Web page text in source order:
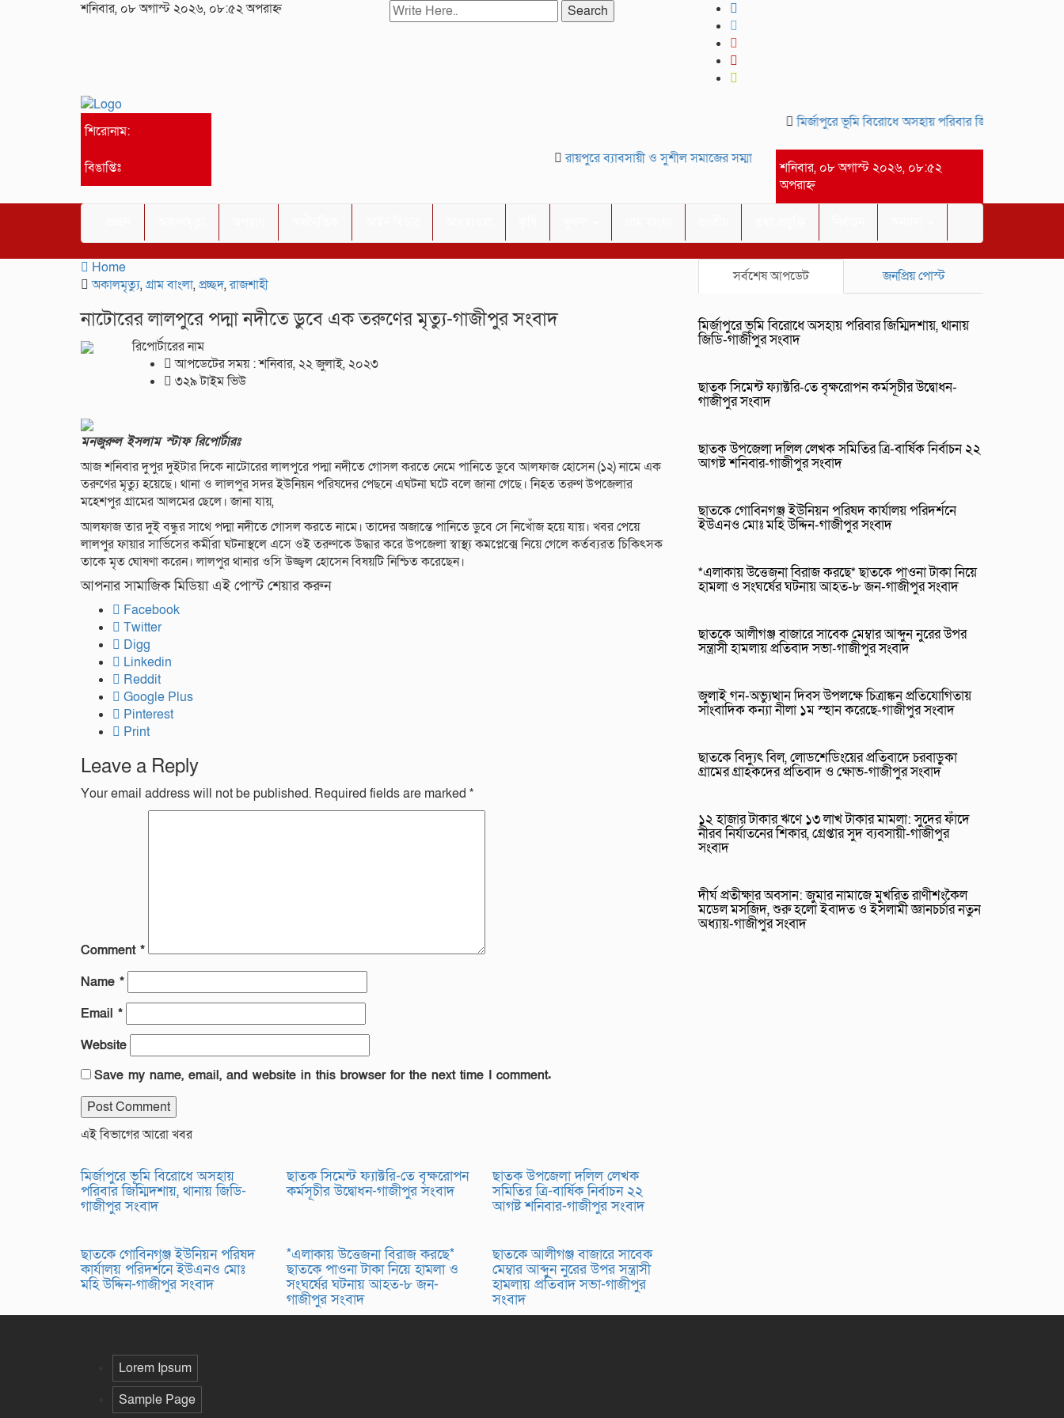
শনিবার, ০৮ অগাস্ট ২০২৬, ০৮:৫২ অপরাহ্ন Search
শিরোনাম:
মির্জাপুরে ভূমি বিরোধে অসহায় পরিবার জিম্মিদশায়, থানায়
বিঙাপ্তিঃ
রায়পুরে ব্যাবসায়ী ও সুশীল সমাজের সম্মানে সাইদ জুটনের ইফতার মাহফিল অনুষ্ঠিত।-গাজীপুর সংবাদ
শনিবার, ০৮ অগাস্ট ২০২৬, ০৮:৫২
অপরাহ্ন
Home
অকালমৃত্যু,গ্রাম বাংলা,প্রচ্ছদ,রাজশাহী
নাটোরের লালপুরে পদ্মা নদীতে ডুবে এক তরুণের মৃত্যু-গাজীপুর সংবাদ
রিপোর্টারের নাম
আপডেটের সময় : শনিবার, ২২ জুলাই, ২০২৩
৩২৯ টাইম ভিউ
মনজুরুল ইসলাম স্টাফ রিপোর্টারঃ
আজ শনিবার দুপুর দুইটার দিকে নাটোরের লালপুরে পদ্মা নদীতে গোসল করতে নেমে পানিতে ডুবে আলফাজ হোসেন (১২) নামে এক
তরুণের মৃত্যু হয়েছে। থানা ও লালপুর সদর ইউনিয়ন পরিষদের পেছনে এঘটনা ঘটে বলে জানা গেছে। নিহত তরুণ উপজেলার
মহেশপুর গ্রামের আলমের ছেলে। জানা যায়,
আলফাজ তার দুই বন্ধুর সাথে পদ্মা নদীতে গোসল করতে নামে। তাদের অজান্তে পানিতে ডুবে সে নিখোঁজ হয়ে যায়। খবর পেয়ে
লালপুর ফায়ার সার্ভিসের কর্মীরা ঘটনাস্থলে এসে ওই তরুণকে উদ্ধার করে উপজেলা স্বাস্থ্য কমপ্লেক্সে নিয়ে গেলে কর্তব্যরত চিকিৎসক
তাকে মৃত ঘোষণা করেন। লালপুর থানার ওসি উজ্জ্বল হোসেন বিষয়টি নিশ্চিত করেছেন।
আপনার সামাজিক মিডিয়া এই পোস্ট শেয়ার করুন
Facebook
Twitter
Digg
Linkedin
Reddit
Google Plus
Pinterest
Print
Leave a Reply
Your email address will not be published. Required fields are marked *
Comment *
Name *
Email *
Website
Save my name, email, and website in this browser for the next time I comment.
এই বিভাগের আরো খবর
মির্জাপুরে ভূমি বিরোধে অসহায়
পরিবার জিম্মিদশায়, থানায় জিডি-
গাজীপুর সংবাদ
ছাতক সিমেন্ট ফ্যাক্টরি-তে বৃক্ষরোপন
কর্মসূচীর উদ্বোধন-গাজীপুর সংবাদ
ছাতক উপজেলা দলিল লেখক
সমিতির ত্রি-বার্ষিক নির্বাচন ২২
আগষ্ট শনিবার-গাজীপুর সংবাদ
ছাতকে গোবিনগঞ্জ ইউনিয়ন পরিষদ
কার্যালয় পরিদর্শনে ইউএনও মোঃ
মহি উদ্দিন-গাজীপুর সংবাদ
*এলাকায় উত্তেজনা বিরাজ করছে*
ছাতকে পাওনা টাকা নিয়ে হামলা ও
সংঘর্ষের ঘটনায় আহত-৮ জন-
গাজীপুর সংবাদ
ছাতকে আলীগঞ্জ বাজারে সাবেক
মেম্বার আব্দুন নুরের উপর সন্ত্রাসী
হামলায় প্রতিবাদ সভা-গাজীপুর
সংবাদ
সর্বশেষ আপডেট জনপ্রিয় পোস্ট
মির্জাপুরে ভূমি বিরোধে অসহায় পরিবার জিম্মিদশায়, থানায়
জিডি-গাজীপুর সংবাদ
ছাতক সিমেন্ট ফ্যাক্টরি-তে বৃক্ষরোপন কর্মসূচীর উদ্বোধন-
গাজীপুর সংবাদ
ছাতক উপজেলা দলিল লেখক সমিতির ত্রি-বার্ষিক নির্বাচন ২২
আগষ্ট শনিবার-গাজীপুর সংবাদ
ছাতকে গোবিনগঞ্জ ইউনিয়ন পরিষদ কার্যালয় পরিদর্শনে
ইউএনও মোঃ মহি উদ্দিন-গাজীপুর সংবাদ
*এলাকায় উত্তেজনা বিরাজ করছে* ছাতকে পাওনা টাকা নিয়ে
হামলা ও সংঘর্ষের ঘটনায় আহত-৮ জন-গাজীপুর সংবাদ
ছাতকে আলীগঞ্জ বাজারে সাবেক মেম্বার আব্দুন নুরের উপর
সন্ত্রাসী হামলায় প্রতিবাদ সভা-গাজীপুর সংবাদ
জুলাই গন-অভ্যুত্থান দিবস উপলক্ষে চিত্রাঙ্কন প্রতিযোগিতায়
সাংবাদিক কন্যা নীলা ১ম স্হান করেছে-গাজীপুর সংবাদ
ছাতকে বিদ্যুৎ বিল, লোডশেডিংয়ের প্রতিবাদে চরবাড়ুকা
গ্রামের গ্রাহকদের প্রতিবাদ ও ক্ষোভ-গাজীপুর সংবাদ
১২ হাজার টাকার ঋণে ১৩ লাখ টাকার মামলা: সুদের ফাঁদে
নীরব নির্যাতনের শিকার, গ্রেপ্তার সুদ ব্যবসায়ী-গাজীপুর
সংবাদ
দীর্ঘ প্রতীক্ষার অবসান: জুমার নামাজে মুখরিত রাণীশংকৈল
মডেল মসজিদ, শুরু হলো ইবাদত ও ইসলামী জ্ঞানচর্চার নতুন
অধ্যায়-গাজীপুর সংবাদ
Lorem Ipsum
Sample Page